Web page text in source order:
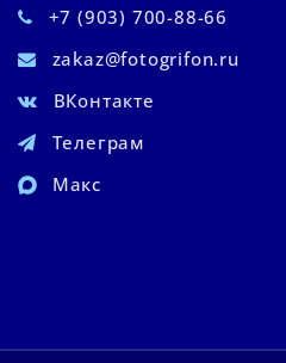
+7 (903) 700-88-66
zakaz@fotogrifon.ru
ВКонтакте
Телеграм
Макс